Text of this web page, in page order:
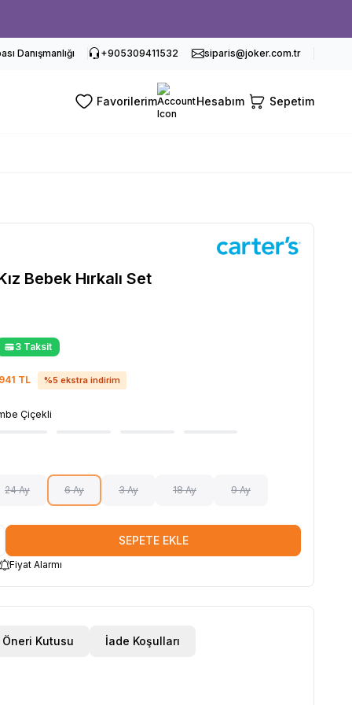
Danışmanlığı +905309411532 siparis@joker.com.tr
Favorilerim Hesabım Sepetim
Bebek Hırkalı Set
3 Taksit
941 TL %5 ekstra indirim
Çiçekli
24 Ay 6 Ay 3 Ay 18 Ay 9 Ay
SEPETE EKLE
Fiyat Alarmı
Öneri Kutusu İade Koşulları